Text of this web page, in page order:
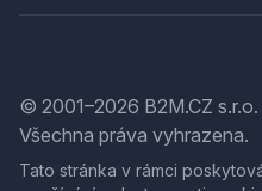
© 2001–2026 B2M.CZ s.r.o.
Všechna práva vyhrazena.
Tato stránka v rámci